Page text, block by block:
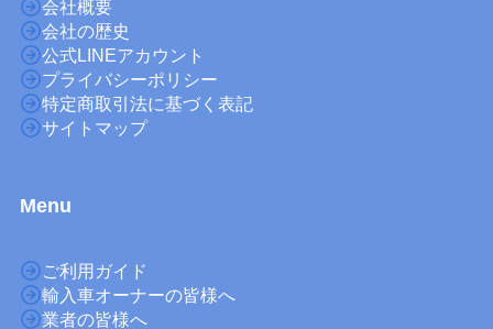
会社概要
会社の歴史
公式LINEアカウント
プライバシーポリシー
特定商取引法に基づく表記
サイトマップ
Menu
ご利用ガイド
輸入車オーナーの皆様へ
業者の皆様へ